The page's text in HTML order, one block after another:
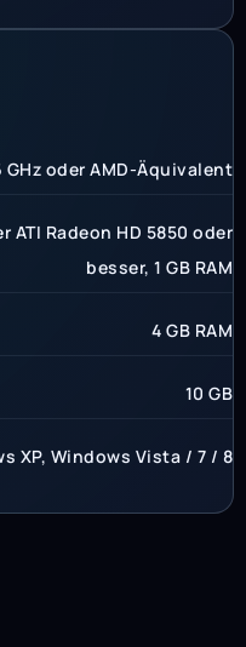
GHz oder AMD-Äquivalent
ATI Radeon HD 5850 oder
besser, 1 GB RAM
4 GB RAM
10 GB
XP, Windows Vista / 7 / 8